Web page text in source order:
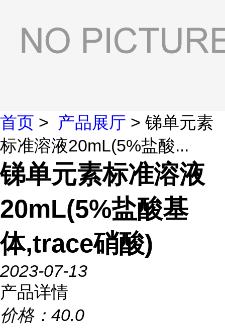
首页 > 产品展厅 > 锑单元素
标准溶液20mL(5%盐酸...
锑单元素标准溶液
20mL(5%盐酸基
体,trace硝酸)
2023-07-13
产品详情
价格： 40.0